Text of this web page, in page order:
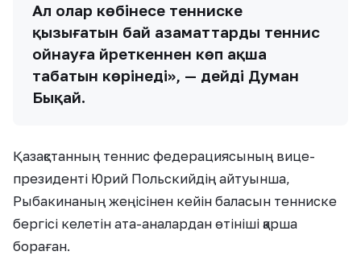
Ал олар көбінесе тенниске
қызығатын бай азаматтарды теннис
ойнауға үйреткеннен көп ақша
табатын көрінеді», — дейді Думан
Бықай.
Қазақстанның теннис федерациясының вице-
президенті Юрий Польскийдің айтуынша,
Рыбакинаның жеңісінен кейін баласын тенниске
бергісі келетін ата-аналардан өтініші қарша
бораған.